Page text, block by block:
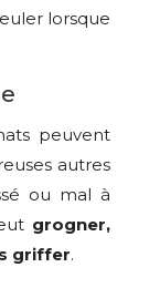
lorsque
peuvent
autres
ou mal à
grogner,
griffer.